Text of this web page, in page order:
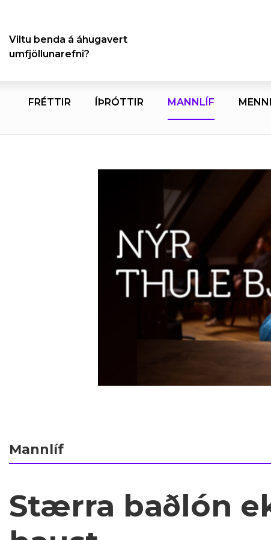
Viltu benda á áhugavert
umfjöllunarefni?
FRÉTTIR ÍÞRÓTTIR MANNLÍF
Mannlíf
Stærra baðlón